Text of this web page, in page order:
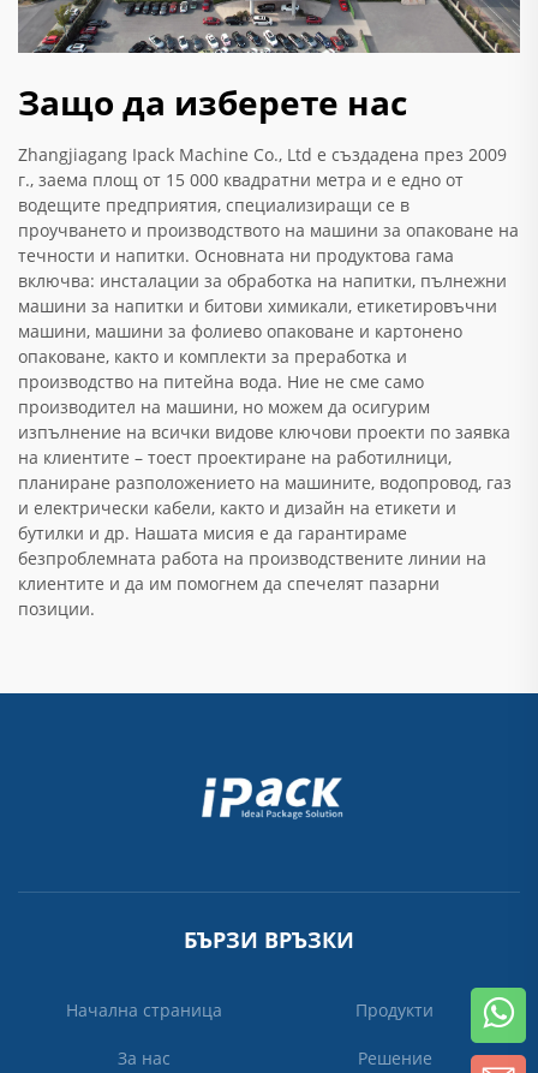
Защо да изберете нас
Zhangjiagang Ipack Machine Co., Ltd е създадена през 2009
г., заема площ от 15 000 квадратни метра и е едно от
водещите предприятия, специализиращи се в
проучването и производството на машини за опаковане на
течности и напитки. Основната ни продуктова гама
включва: инсталации за обработка на напитки, пълнежни
машини за напитки и битови химикали, етикетировъчни
машини, машини за фолиево опаковане и картонено
опаковане, както и комплекти за преработка и
производство на питейна вода. Ние не сме само
производител на машини, но можем да осигурим
изпълнение на всички видове ключови проекти по заявка
на клиентите – тоест проектиране на работилници,
планиране разположението на машините, водопровод, газ
и електрически кабели, както и дизайн на етикети и
бутилки и др. Нашата мисия е да гарантираме
безпроблемната работа на производствените линии на
клиентите и да им помогнем да спечелят пазарни
позиции.
БЪРЗИ ВРЪЗКИ
Начална страница Продукти
За нас Решение